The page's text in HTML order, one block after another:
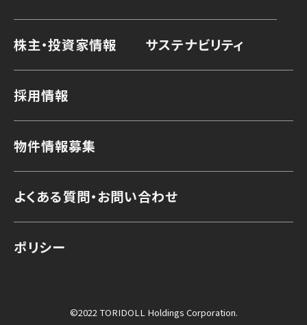
株主・投資家情報 サステナビリティ
採用情報
物件情報募集
よくある質問・お問い合わせ
ポリシー
©2022 TORIDOLL Holdings Corporation.